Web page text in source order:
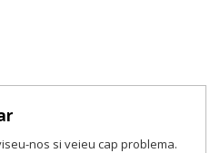
nos si veieu cap problema.